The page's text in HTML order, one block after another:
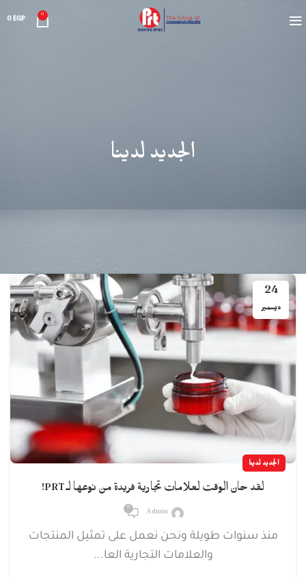
0
0EGP
الجديد لدينا
24
ديسمبر
الجديد لدينا
لقد حان الوقت لعلامات تجارية فريدة من نوعها لـ PRT!
Admin
0
منذ سنوات طويلة ونحن نعمل على تمثيل المنتجات
والعلامات التجارية العا...